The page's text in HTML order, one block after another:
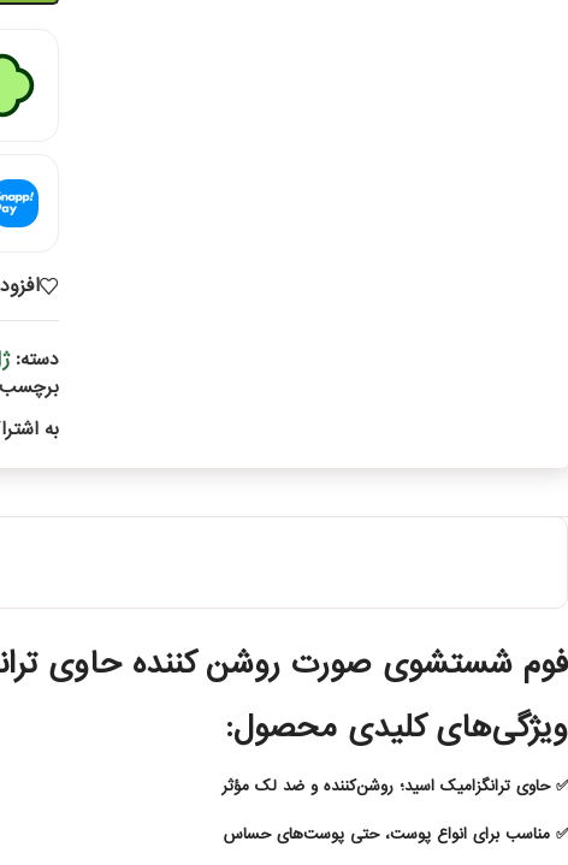
دسته:
به
فوم شستشوی صورت روشن کننده حاوی
ویژگی‌های کلیدی محصول:
✅ حاوی ترانگزامیک اسید؛ روشن‌کننده و ضد لک مؤثر
✅ مناسب برای انواع پوست، حتی پوست‌های حساس